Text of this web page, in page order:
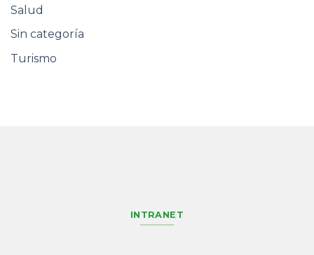
Salud
Sin categoría
Turismo
INTRANET